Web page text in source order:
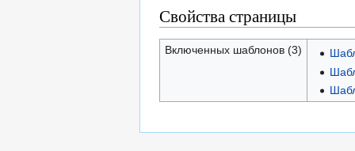
Свойства страницы
Включенных шаблонов (3)